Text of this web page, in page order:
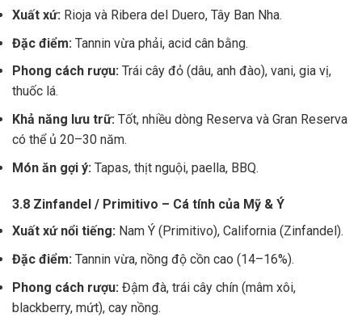
Xuất xứ: Rioja và Ribera del Duero, Tây Ban Nha.
Đặc điểm: Tannin vừa phải, acid cân bằng.
Phong cách rượu: Trái cây đỏ (dâu, anh đào), vani, gia vị,
thuốc lá.
Khả năng lưu trữ: Tốt, nhiều dòng Reserva và Gran Reserva
có thể ủ 20–30 năm.
Món ăn gợi ý: Tapas, thịt nguội, paella, BBQ.
3.8 Zinfandel / Primitivo – Cá tính của Mỹ & Ý
Xuất xứ nổi tiếng: Nam Ý (Primitivo), California (Zinfandel).
Đặc điểm: Tannin vừa, nồng độ cồn cao (14–16%).
Phong cách rượu: Đậm đà, trái cây chín (mâm xôi,
blackberry, mứt), cay nồng.